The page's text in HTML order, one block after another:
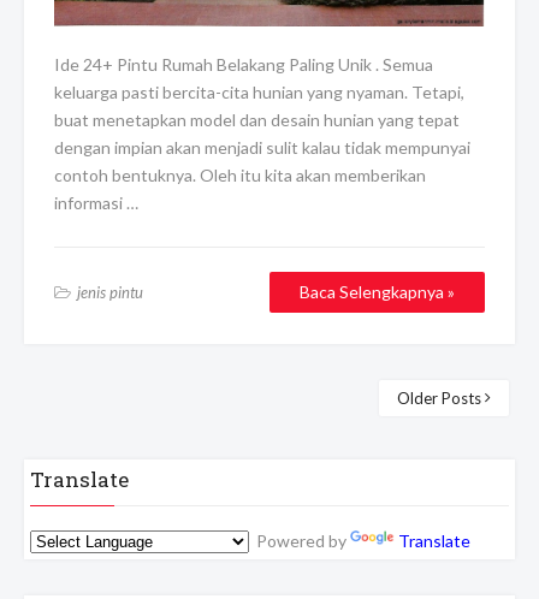
Ide 24+ Pintu Rumah Belakang Paling Unik . Semua
keluarga pasti bercita-cita hunian yang nyaman. Tetapi,
buat menetapkan model dan desain hunian yang tepat
dengan impian akan menjadi sulit kalau tidak mempunyai
contoh bentuknya. Oleh itu kita akan memberikan
informasi …
jenis pintu Baca Selengkapnya »
Older Posts
Translate
Powered by Translate